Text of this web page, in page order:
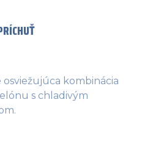
osviežujúca kombinácia
s chladivým